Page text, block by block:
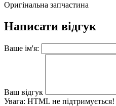
Оригінальна запчастина
Написати відгук
Ваше ім'я:
Ваш відгук
Увага: HTML не підтримується!